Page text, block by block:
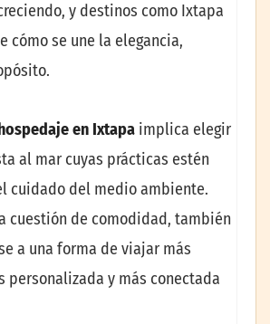
y destinos como Ixtapa
cómo se une la elegancia,
en Ixtapa implica elegir
al mar cuyas prácticas estén
cuidado del medio ambiente.
cuestión de comodidad, también
a una forma de viajar más
personalizada y más conectada